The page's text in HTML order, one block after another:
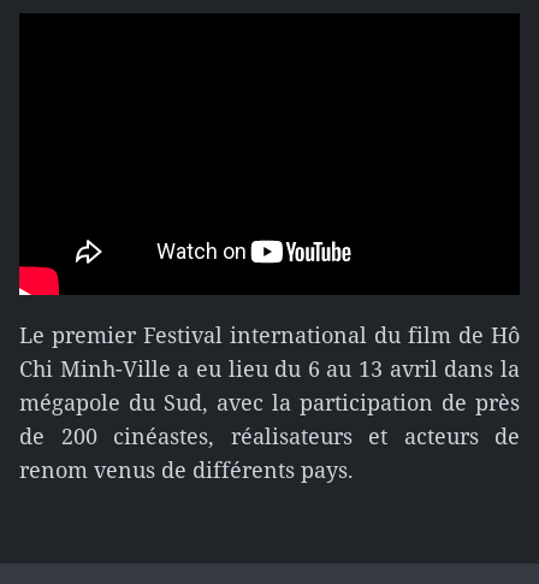
Le premier Festival international du film de Hô
Chi Minh-Ville a eu lieu du 6 au 13 avril dans la
mégapole du Sud, avec la participation de près
de 200 cinéastes, réalisateurs et acteurs de
renom venus de différents pays.